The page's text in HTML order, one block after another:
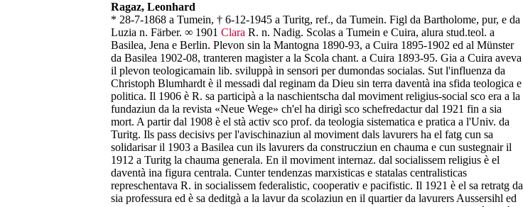
Ragaz, Leonhard
* 28-7-1868 a Tumein, † 6-12-1945 a Turitg, ref., da Tumein. Figl da Bartholome, pur, e da
Luzia n. Färber. ∞ 1901 Clara R. n. Nadig. Scolas a Tumein e Cuira, alura stud.teol. a
Basilea, Jena e Berlin. Plevon sin la Mantogna 1890-93, a Cuira 1895-1902 ed al Münster
da Basilea 1902-08, tranteren magister a la Scola chant. a Cuira 1893-95. Gia a Cuira aveva
il plevon teologicamain lib. sviluppà in sensori per dumondas socialas. Sut l'influenza da
Christoph Blumhardt è il messadi dal reginam da Dieu sin terra daventà ina sfida teologica e
politica. Il 1906 è R. sa participà a la naschientscha dal moviment religius-social sco era a la
fundaziun da la revista «Neue Wege» ch'el ha dirigì sco schefredactur dal 1921 fin a sia
mort. A partir dal 1908 è el stà activ sco prof. da teologia sistematica e pratica a l'Univ. da
Turitg. Ils pass decisivs per l'avischinaziun al moviment dals lavurers ha el fatg cun sa
solidarisar il 1903 a Basilea cun ils lavurers da construcziun en chauma e cun sustegnair il
1912 a Turitg la chauma generala. En il moviment internaz. dal socialissem religius è el
daventà ina figura centrala. Cunter tendenzas marxisticas e statalas centralisticas
represchentava R. in socialissem federalistic, cooperativ e pacifistic. Il 1921 è el sa retratg da
sia professura ed è sa deditgà a la lavur da scolaziun en il quartier da lavurers Aussersihl ed